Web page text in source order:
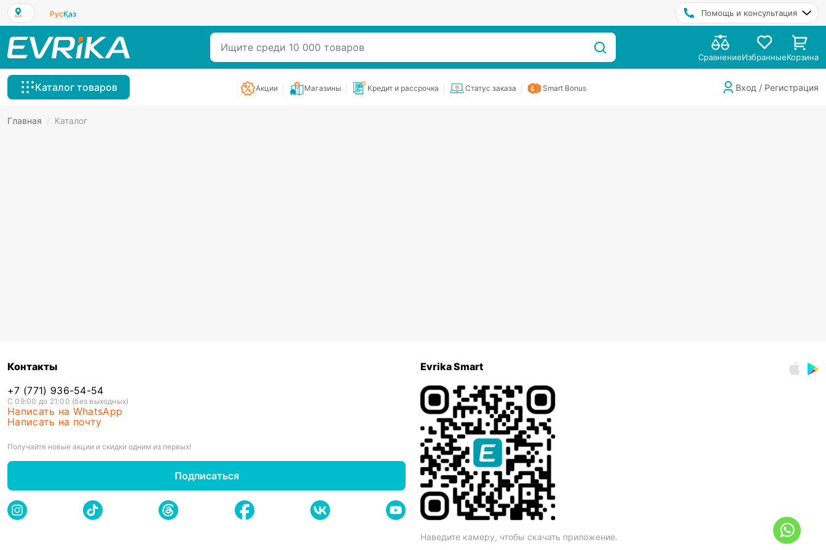
РусҚаз Помощь и консультация
СравнениеИзбранныеКорзина
Каталог товаров Акции Магазины Кредит и рассрочка Статус заказа Smart Bonus Вход / Регистрация
Главная / Каталог
Контакты
+7 (771) 936-54-54
С 09:00 до 21:00 (без выходных)
Написать на WhatsApp
Написать на почту
Получайте новые акции и скидки одним из первых!
Подписаться
Evrika Smart
Наведите камеру, чтобы скачать приложение.